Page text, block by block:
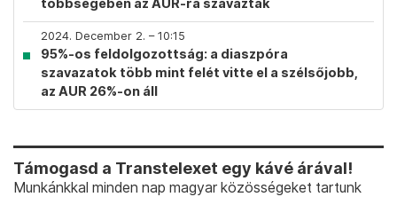
többségében az AUR-ra szavaztak
2024. December 2. – 10:15
95%-os feldolgozottság: a diaszpóra
szavazatok több mint felét vitte el a szélsőjobb,
az AUR 26%-on áll
Támogasd a Transtelexet egy kávé árával!
Munkánkkal minden nap magyar közösségeket tartunk